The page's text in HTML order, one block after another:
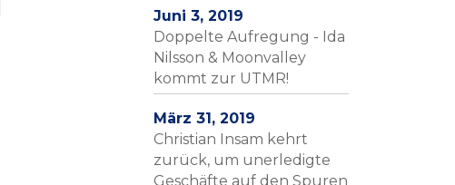
Juni 3, 2019
Doppelte Aufregung - Ida
Nilsson & Moonvalley
kommt zur UTMR!
März 31, 2019
Christian Insam kehrt
zurück, um unerledigte
Geschäfte auf den Spuren